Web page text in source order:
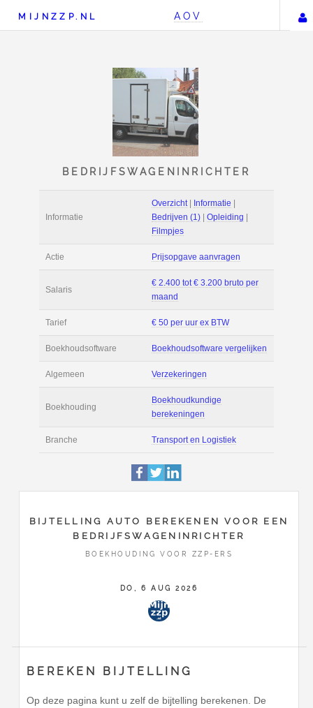
MIJNZZP.NL AOV
Overzicht
Filmpjes
Prijsopgave
Salaris
€ 50 per uur ex
Boekhoudsoftware
Algemeen Verzekeringen
Boekhoudkundige
BIJTELLING AUTO BEREKENEN VOOR EEN
BEDRIJFSWAGENINRICHTER
BOEKHOUDING VOOR ZZP-ERS
DO, 6 AUG 2026
BEREKEN BIJTELLING
Op deze pagina kunt u zelf de bijtelling berekenen. De